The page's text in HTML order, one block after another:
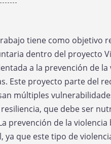
tiene como objetivo
dentro del proyecto
a la prevención de
Este proyecto parte del
múltiples
que debe ser
prevención de la
ya que este tipo de